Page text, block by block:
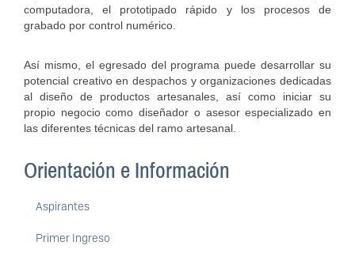
computadora, el prototipado rápido y los procesos de
grabado por control numérico.
Así mismo, el egresado del programa puede desarrollar su
potencial creativo en despachos y organizaciones dedicadas
al diseño de productos artesanales, así como iniciar su
propio negocio como diseñador o asesor especializado en
las diferentes técnicas del ramo artesanal.
Orientación e Información
Aspirantes
Primer Ingreso